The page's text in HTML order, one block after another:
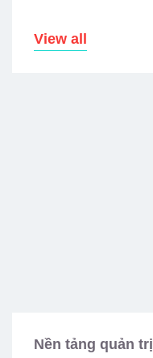
View all
Nền tảng quản trị